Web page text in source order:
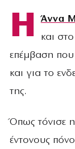
Η Άννα
και στο
επέμβαση που
και για το
της.
Όπως τόνισε η
έντονους